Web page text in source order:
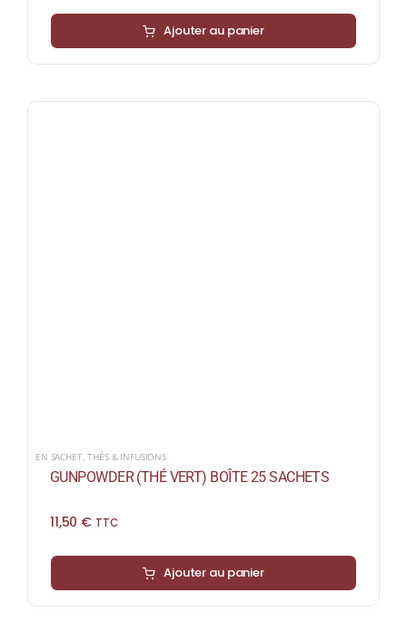
Ajouter au panier
EN SACHET,THÉS & INFUSIONS
GUNPOWDER (THÉ VERT) BOÎTE 25 SACHETS
11,50 € TTC
Ajouter au panier